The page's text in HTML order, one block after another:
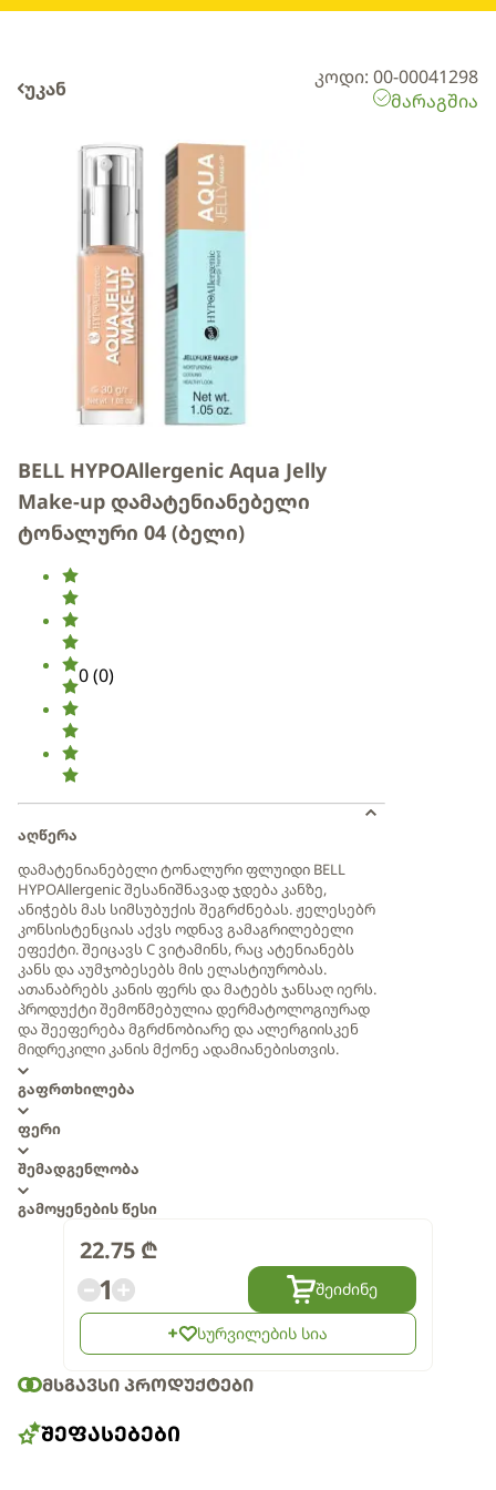
უკან
კოდი: 00-00041298
მარაგშია
BELL HYPOAllergenic Aqua Jelly
Make-up დამატენიანებელი
ტონალური 04 (ბელი)
0(0)
აღწერა
დამატენიანებელი ტონალური ფლუიდი BELL
HYPOAllergenic შესანიშნავად ჯდება კანზე,
ანიჭებს მას სიმსუბუქის შეგრძნებას. ჟელესებრ
კონსისტენციას აქვს ოდნავ გამაგრილებელი
ეფექტი. შეიცავს C ვიტამინს, რაც ატენიანებს
კანს და აუმჯობესებს მის ელასტიურობას.
ათანაბრებს კანის ფერს და მატებს ჯანსაღ იერს.
პროდუქტი შემოწმებულია დერმატოლოგიურად
და შეეფერება მგრძნობიარე და ალერგიისკენ
მიდრეკილი კანის მქონე ადამიანებისთვის.
გაფრთხილება
ფერი
შემადგენლობა
გამოყენების წესი
22.75 ₾
1 შეიძინე
სურვილების სია
ᲛᲡᲒᲐᲕᲡᲘ ᲞᲠᲝᲓᲣᲥᲢᲔᲑᲘ
ᲨᲔᲤᲐᲡᲔᲑᲔᲑᲘ